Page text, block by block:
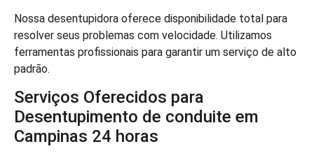
Nossa desentupidora oferece disponibilidade total para
resolver seus problemas com velocidade. Utilizamos
ferramentas profissionais para garantir um serviço de alto
padrão.
Serviços Oferecidos para
Desentupimento de conduite em
Campinas 24 horas